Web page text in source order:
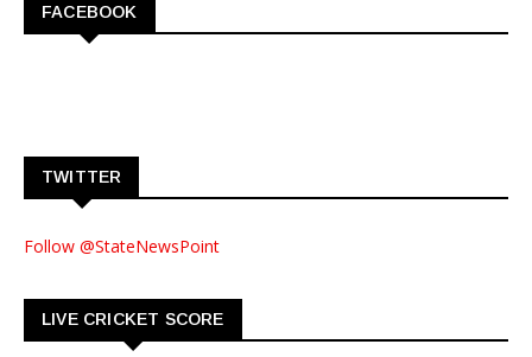
FACEBOOK
TWITTER
Follow @StateNewsPoint
LIVE CRICKET SCORE